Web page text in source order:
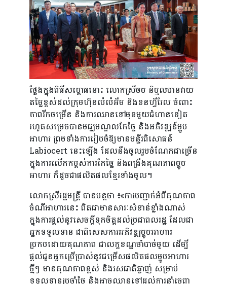
ថ្លែងក្នុងពិធីសម្ពោធនោះ លោកស្រីចម និម្មលបានវាយ
តម្លៃខ្ពស់ដល់ក្រុមហ៊ុនប៉េប៉េអឹម និងខនហ្វីរែល ចំពោះ
ភាពរីកចម្រើន និងការឈានទៅមុខមួយជំហានទៀត
រហូតសម្រេចបានមជ្ឈមណ្ឌលកែច្នៃ និងអភិវឌ្ឍន៍ម្ហូប
អាហារ ព្រមទាំងការរៀបចំឱ្យមានមន្ទីរពិសោធន៍
Labiocert នេះឡើង ដែលនឹងចូលរួមចំណែកជាច្រើន
ក្នុងការលើកកម្ពស់ការកែច្នៃ និងពង្រឹងគុណភាពម្ហូប
អាហារ ក៏ដូចជាផលិតផលខ្មែរទាំងមូល។
លោកស្រីរដ្ឋមន្ត្រី បានបន្តថា ៖«ការបញ្ជាក់អំពីគុណភាព
ចំណីអាហារនេះ ពិតជាមានសារៈសំខាន់ខ្លាំងណាស់
ក្នុងការផ្ដល់នូវសេចក្ដីទុកចិត្តដល់ប្រជាពលរដ្ឋ ដែលជា
អ្នកទទួលទាន ជាពិសេសការអភិវឌ្ឍម្ហូបអាហារ
ប្រកបដោយគុណភាព ជាលក្ខខណ្ឌចាំបាច់មួយ ដើម្បី
ផ្ដល់ជូនអ្នកប្រើប្រាស់នូវជម្រើសផលិតផលម្ហូបអាហារ
ថ្មីៗ មានគុណភាពខ្ពស់ និងរសជាតិឆ្ងាញ់ សម្រាប់
ទទួលទានប្រចាំថ្ងៃ និងអាចឈានទៅដល់ការនាំចេញ